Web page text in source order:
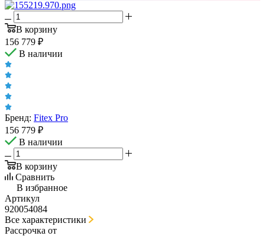
В корзину
156 779 ₽
В наличии
Бренд: Fitex Pro
156 779 ₽
В наличии
В корзину
Сравнить
В избранное
Артикул
920054084
Все характеристики
Рассрочка от